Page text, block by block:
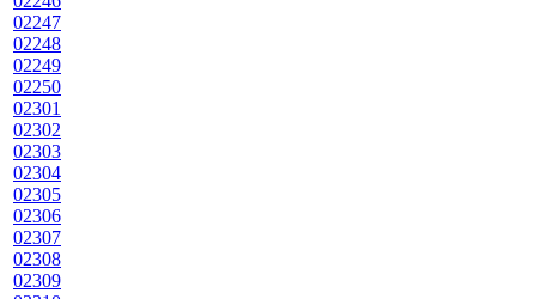
02247
02248
02249
02250
02301
02302
02303
02304
02305
02306
02307
02308
02309